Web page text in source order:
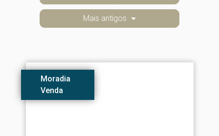
Mais antigos
Moradia
Venda